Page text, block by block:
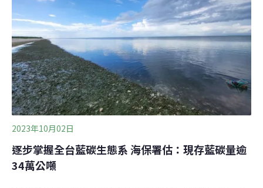
議題中扮演的角色與復育現況。海草、海藻傻傻分不清
楚？ 最大差異在維管束許多人常將海草與海藻混淆，但相
較於沒有維管束系統的藻類，海草擁有真正的根、莖、
葉，透過維管束進行水分和養分的吸收及光合作用。海草
是生活在海洋淺水區的開花植物，它們沉於水中，將根部
附著於沙質底部，並在光照充足、水質清澈的沿岸淺水區
生長。劉弼仁強調，海草能開花、結果並產生種子，與海
藻在外觀和分類上都有極大的差別。台灣擁有高度生物多
樣性，本島與離島的海草床生態也不例外。海草多生
2023年10月02日
逐步掌握全台藍碳生態系 海保署估：現存藍碳量逾
34萬公噸